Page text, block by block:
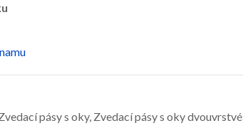
pásy s oky, Zvedací pásy s oky dvouvrstvé